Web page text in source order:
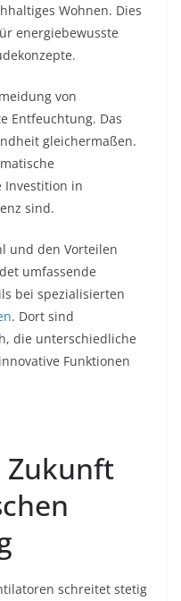
Wohnen. Dies
energiebewusste
von
Entfeuchtung. Das
gleichermaßen.
Investition in
sind.
und den Vorteilen
umfassende
bei spezialisierten
. Dort sind
die unterschiedliche
Funktionen
Zukunft
schreitet stetig